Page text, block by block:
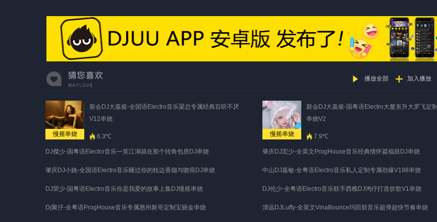
播放全部 加入播放
慢摇串烧
新会DJ大嘉俊-全国语Electro音乐梁总专属经典百听不厌
V12串烧
6.3℃
DJ傑少-国粤语Electro音乐一笑江湖就在那个转角包房DJ串烧
肇庆DJ小姚-全国语Electro音乐睡过你的枕边香烟与吻痕DJ串烧
DJ荣少-国粤语Electro音乐你是我爱的故事上集DJ慢摇串烧
Dj聚仔-全粤语ProgHouse音乐专属惠州新哥定制宝丽金串烧
慢摇串烧
新会DJ大嘉俊-国粤语Electro大鳌东升大罗飞定
串烧V2
7.9℃
肇庆DJ宏少-全英文ProgHouse音乐经典情怀篇福鼓DJ串烧
中山DJ嘉敏-全粤语Electro音乐私人定制专属劲爆V198串烧
DJ伦少-全粤语Electro音乐联手西樵DJ鸿仔打造饮歌V1串烧
清远DJLuffy-全英文VinaBounce玛田鼓音乐超弹超快节奏串烧